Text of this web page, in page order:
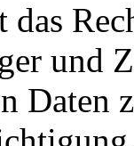
das
und
Daten